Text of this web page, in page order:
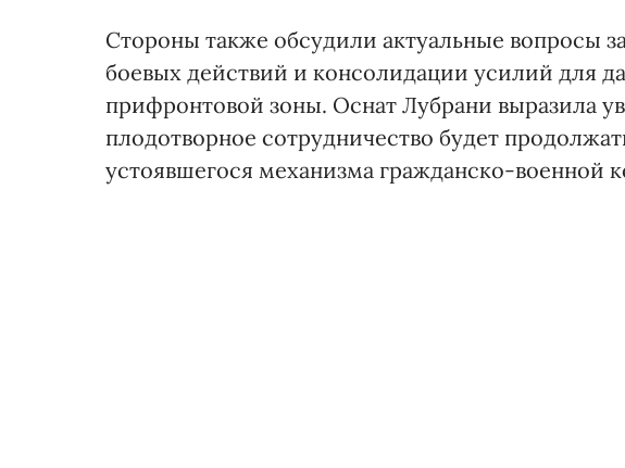
Стороны также обсудили актуальные вопросы
боевых действий и консолидации усилий для
прифронтовой зоны. Оснат Лубрани выразила
плодотворное сотрудничество будет
устоявшегося механизма гражданско-военной